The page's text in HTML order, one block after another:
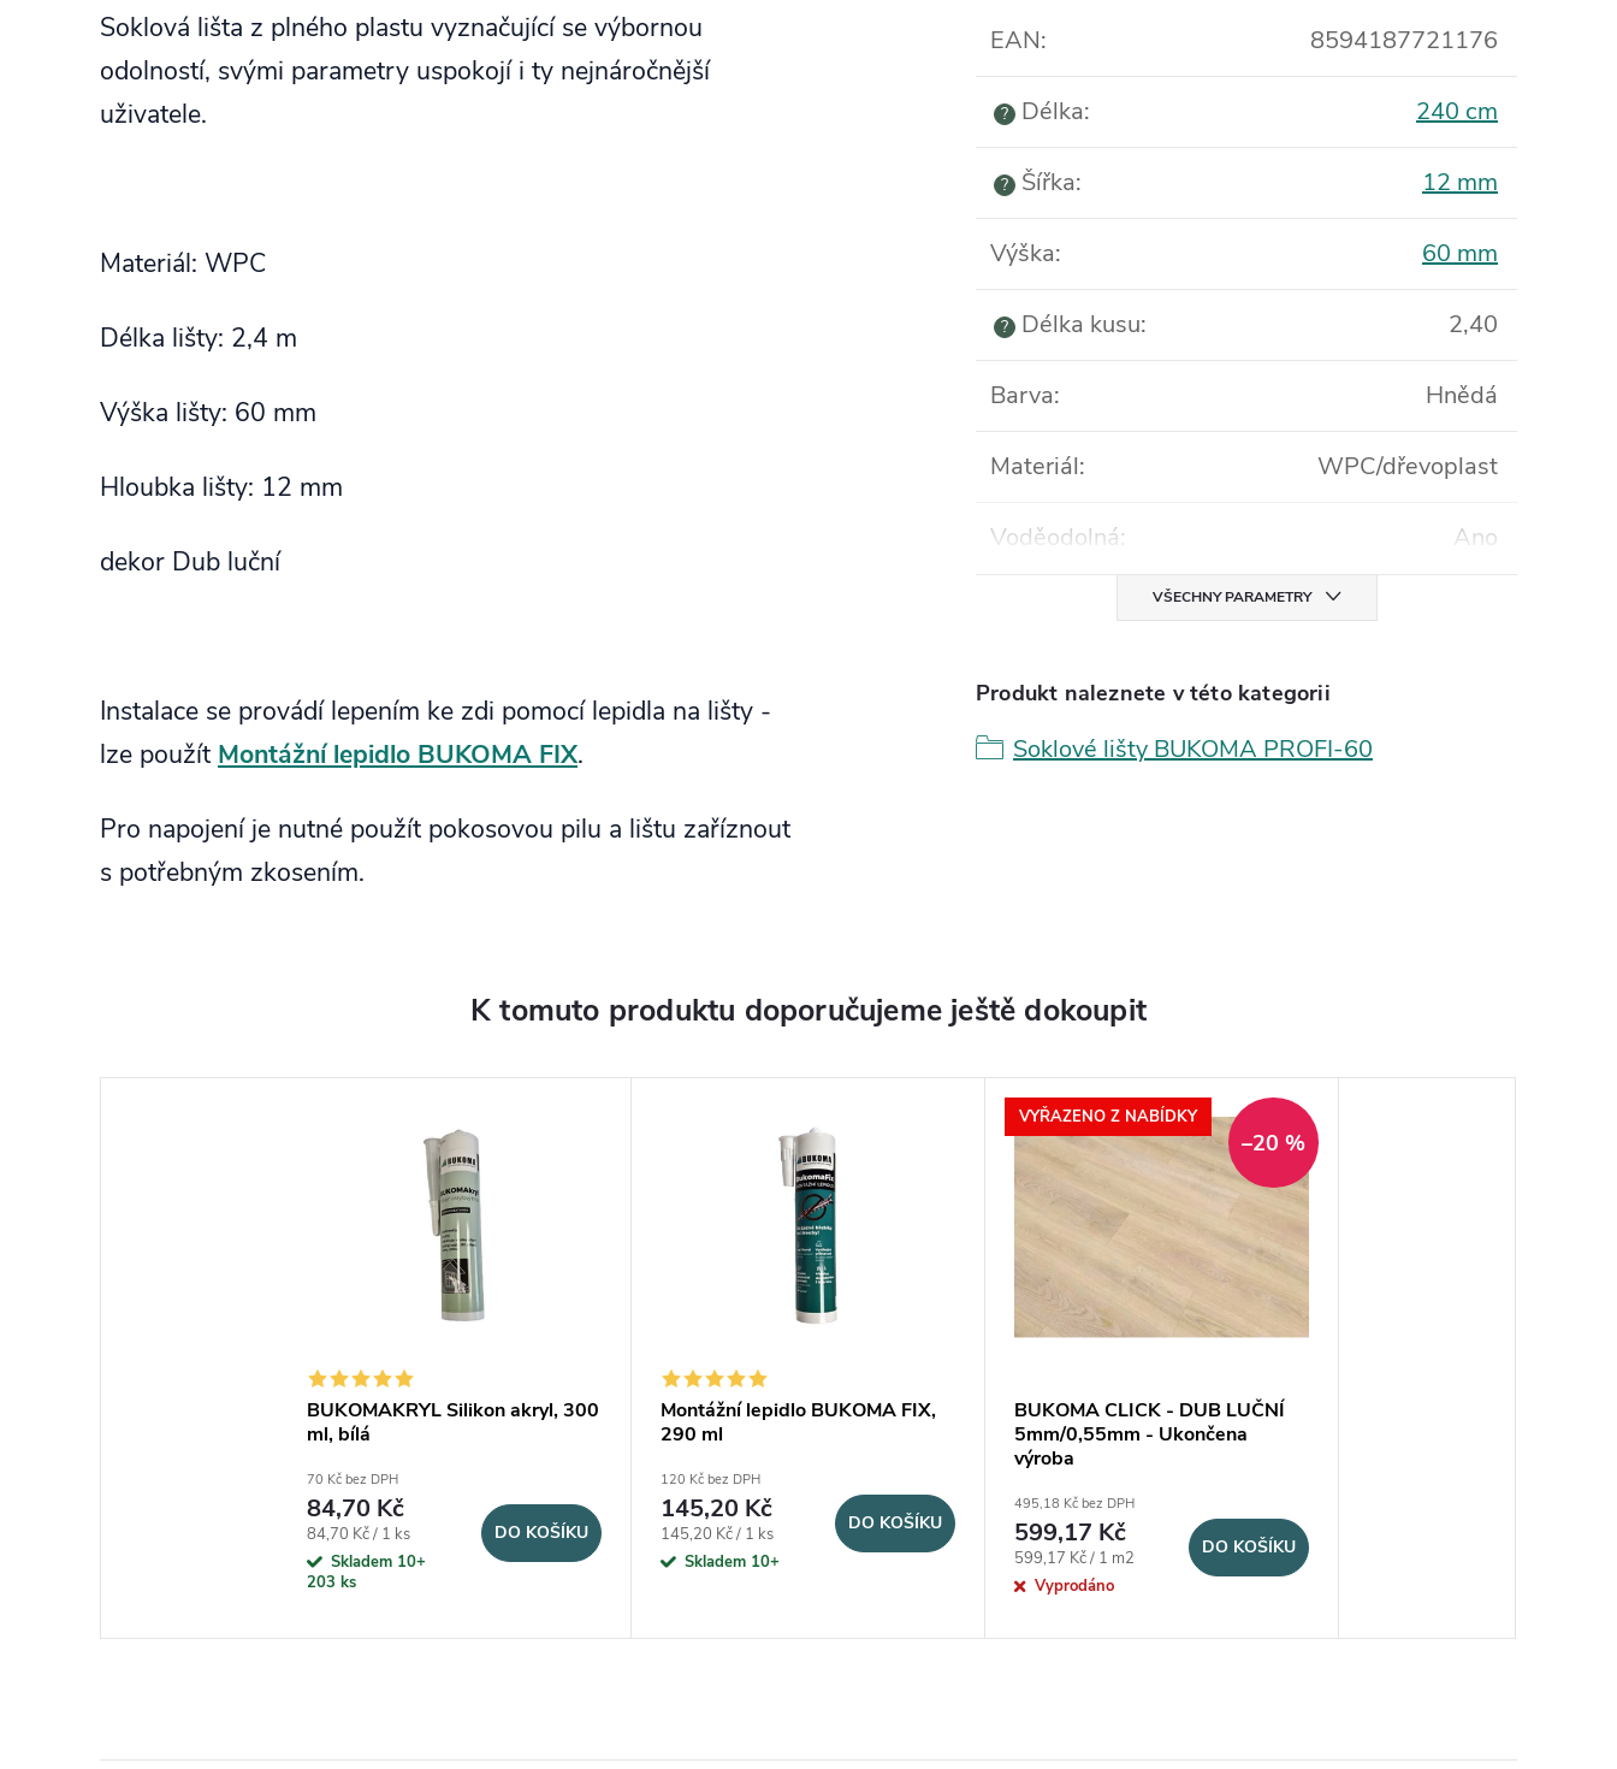
Soklová lišta z plného plastu vyznačující se výbornou
odolností, svými parametry uspokojí i ty nejnáročnější
uživatele.
Materiál: WPC
Délka lišty: 2,4 m
Výška lišty: 60 mm
Hloubka lišty: 12 mm
dekor Dub luční
Instalace se provádí lepením ke zdi pomocí lepidla na lišty -
lze použít Montážní lepidlo BUKOMA FIX.
Pro napojení je nutné použít pokosovou pilu a lištu zaříznout
s potřebným zkosením.
EAN: 8594187721176
? Délka: 240 cm
? Šířka: 12 mm
Výška: 60 mm
? Délka kusu: 2,40
Barva: Hnědá
Materiál: WPC/dřevoplast
Voděodolná: Ano
VŠECHNY PARAMETRY
Produkt naleznete v této kategorii
Soklové lišty BUKOMA PROFI-60
K tomuto produktu doporučujeme ještě dokoupit
BUKOMAKRYL Silikon akryl, 300
ml, bílá
70 Kč bez DPH
84,70 Kč
Měrná cena:
84,70 Kč / 1 ks
Skladem 10+
203 ks
DO KOŠÍKU
Montážní lepidlo BUKOMA FIX,
290 ml
120 Kč bez DPH
145,20 Kč
Měrná cena:
145,20 Kč / 1 ks
Skladem 10+
DO KOŠÍKU
VYŘAZENO Z NABÍDKY
–20 %
BUKOMA CLICK - DUB LUČNÍ
5mm/0,55mm - Ukončena
výroba
495,18 Kč bez DPH
599,17 Kč
Měrná cena:
599,17 Kč / 1 m2
Vyprodáno
DO KOŠÍKU